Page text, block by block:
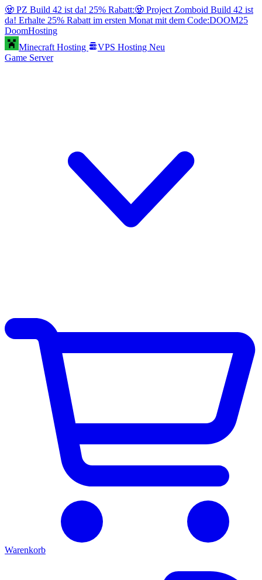
🧟 PZ Build 42 ist da! 25% Rabatt:🧟 Project Zomboid Build 42 ist
da! Erhalte 25% Rabatt im ersten Monat mit dem Code:DOOM25
DoomHosting
Minecraft Hosting
VPS Hosting Neu
Game Server
Warenkorb